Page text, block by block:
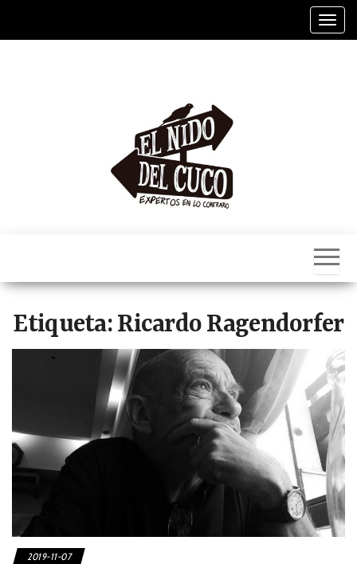
Nido
Del
Cuco
Etiqueta:Ricardo Ragendorfer
2019-11-07